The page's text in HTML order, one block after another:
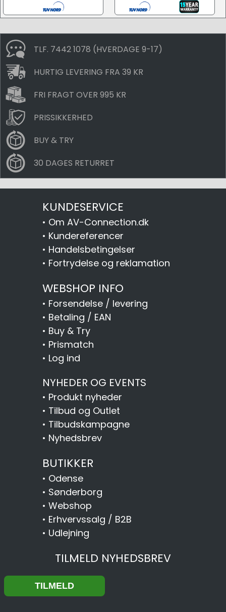
TLF. 7442 1078 (HVERDAGE 9-17)
HURTIG LEVERING FRA 39 KR
FRI FRAGT OVER 995 KR
PRISSIKKERHED
BUY & TRY
30 DAGES RETURRET
KUNDESERVICE
• Om AV-Connection.dk
• Kundereferencer
• Handelsbetingelser
• Fortrydelse og reklamation
WEBSHOP INFO
• Forsendelse / levering
• Betaling / EAN
• Buy & Try
• Prismatch
• Log ind
NYHEDER OG EVENTS
• Produkt nyheder
• Tilbud og Outlet
• Tilbudskampagne
• Nyhedsbrev
BUTIKKER
• Odense
• Sønderborg
• Webshop
• Erhvervssalg / B2B
• Udlejning
TILMELD NYHEDSBREV